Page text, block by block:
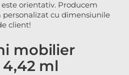
orientativ. Producem
cu dimensiunile
client!
mobilier
ml